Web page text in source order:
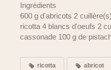
Ingrédients
600 g d'abricots 2
ricotta 4 blancs d'oeufs 2
cassonade 100 g de
ricotta abricot